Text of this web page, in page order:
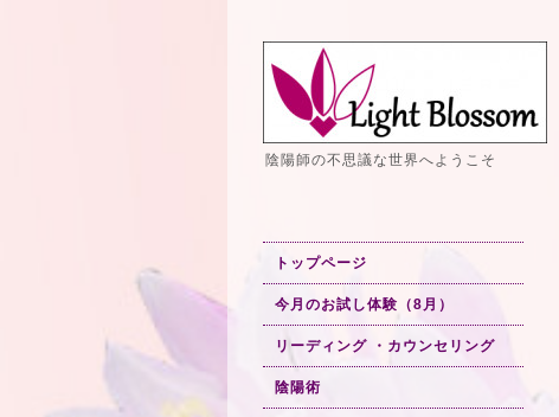
陰陽師の不思議な世界へようこそ
トップページ
今月のお試し体験（8月）
リーディング ・カウンセリング
陰陽術